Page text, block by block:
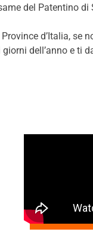
del Patentino di
d’Italia, se
dell’anno e